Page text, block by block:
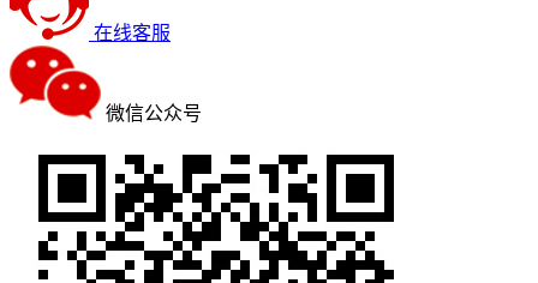
在线客服
微信公众号